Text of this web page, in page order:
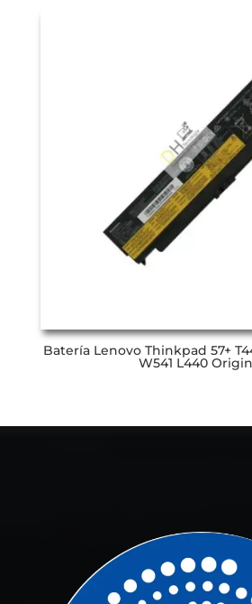
Batería Lenovo Thinkpad 57+
W541 L440